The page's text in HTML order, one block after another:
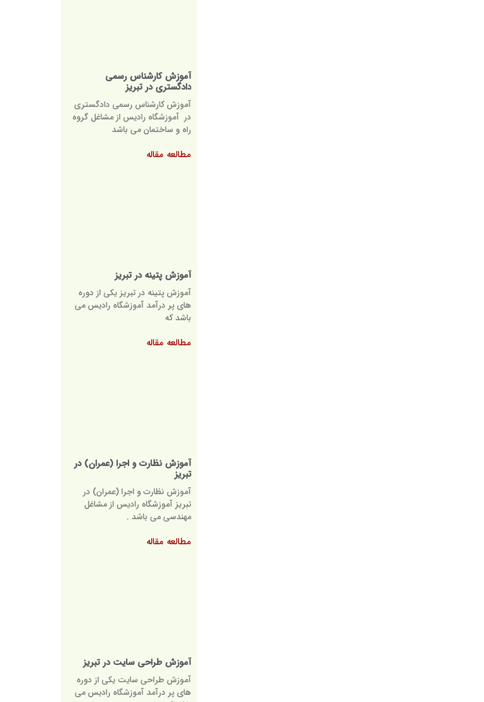
آموزش کارشناس رسمی
دادگستری در تبریز
آموزش کارشناس رسمی دادگستری
در آموزشگاه رادیس از مشاغل گروه
راه و ساختمان می باشد
مطالعه مقاله
آموزش پتینه در تبریز
آموزش پتینه در تبریز یکی از دوره
های پر درآمد آموزشگاه رادیس می
باشد که
مطالعه مقاله
آموزش نظارت و اجرا (عمران) در
تبریز
آموزش نظارت و اجرا (عمران) در
تبریز آموزشگاه رادیس از مشاغل
مهندسی می باشد .
مطالعه مقاله
آموزش طراحی سایت در تبریز
آموزش طراحی سایت یکی از دوره
های پر درآمد آموزشگاه رادیس می